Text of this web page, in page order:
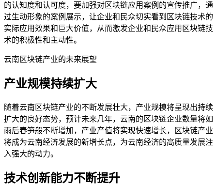
的认知度和认可度，要加强对区块链应用案例的宣传推广，通
过生动形象的案例展示，让企业和民众切实看到区块链技术的
实际应用效果和巨大价值，从而激发企业和民众应用区块链技
术的积极性和主动性。
云南区块链产业的未来展望
产业规模持续扩大
随着云南区块链产业的不断发展壮大，产业规模将呈现出持续
扩大的良好态势，预计未来几年，云南的区块链企业数量将如
雨后春笋般不断增加，产业产值将实现快速增长，区块链产业
将成为云南经济发展的新增长点，为云南经济的高质量发展注
入强大的动力。
技术创新能力不断提升